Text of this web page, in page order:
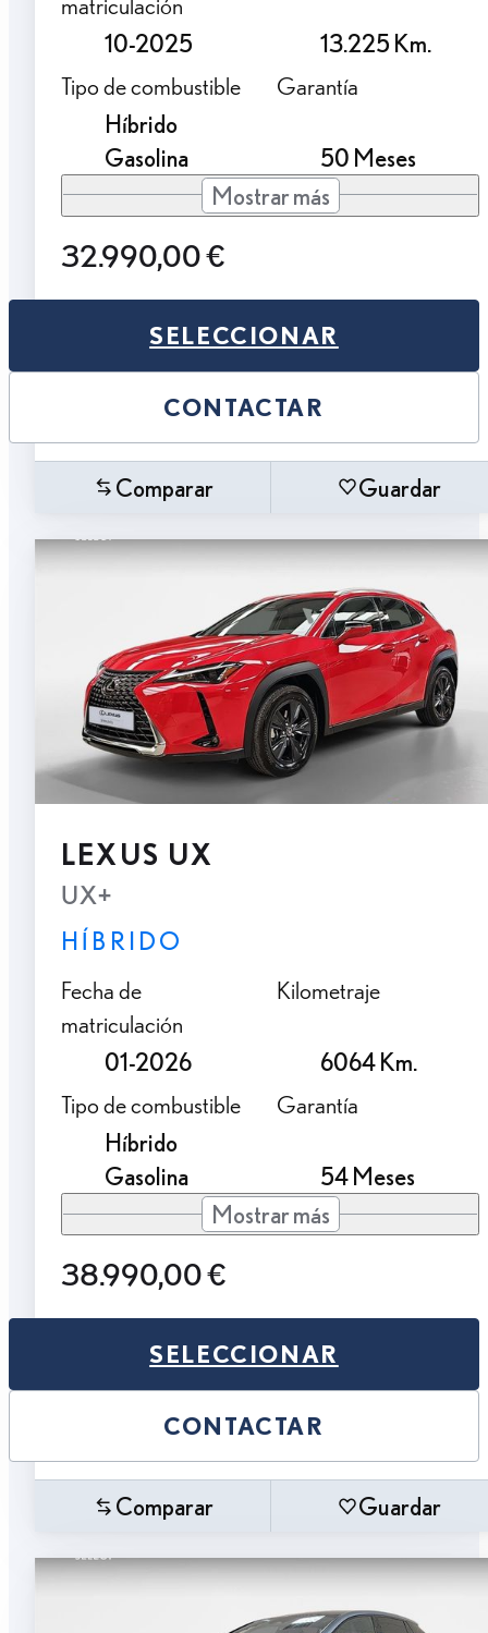
10-2025
13.225 Km.
Tipo de combustible
Híbrido
Gasolina
Garantía
50 Meses
Mostrar más
32.990,00 €
SELECCIONAR
CONTACTAR
Comparar Guardar
LEXUS UX
UX+
HÍBRIDO
Fecha de
matriculación
01-2026
Kilometraje
6064 Km.
Tipo de combustible
Híbrido
Gasolina
Garantía
54 Meses
Mostrar más
38.990,00 €
SELECCIONAR
CONTACTAR
Comparar Guardar